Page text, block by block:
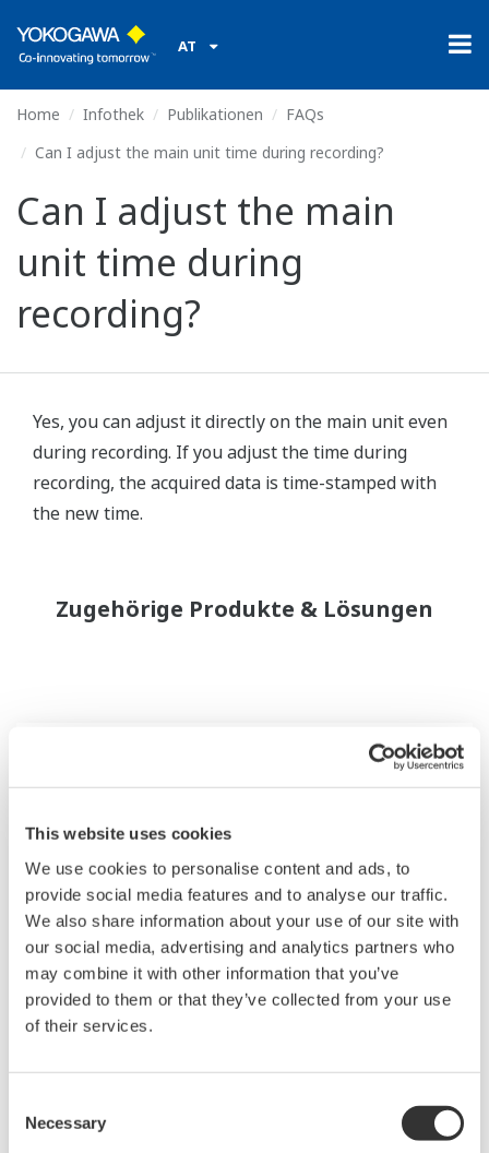
This website uses cookies
We use cookies to personalise content and ads, to
provide social media features and to analyse our traffic.
We also share information about your use of our site with
our social media, advertising and analytics partners who
may combine it with other information that you’ve
provided to them or that they’ve collected from your use
of their services.
Selection
Necessary
AT
Home Infothek Publikationen
FAQs
Can I adjust the main unit time during recording?
Can I adjust the main
unit time during
recording?
Yes, you can adjust it directly on the main unit even
during recording. If you adjust the time during
recording, the acquired data is time-stamped with
the new time.
Zugehörige Produkte & Lösungen
DX1000/DX2000 mit Tastenbedienung
Datenerfassungssystem mit Anzeige. Sein HMI
unterstützt benutzerdefinierte Grafiken für
Industrieanwendungen, Audit Trails und